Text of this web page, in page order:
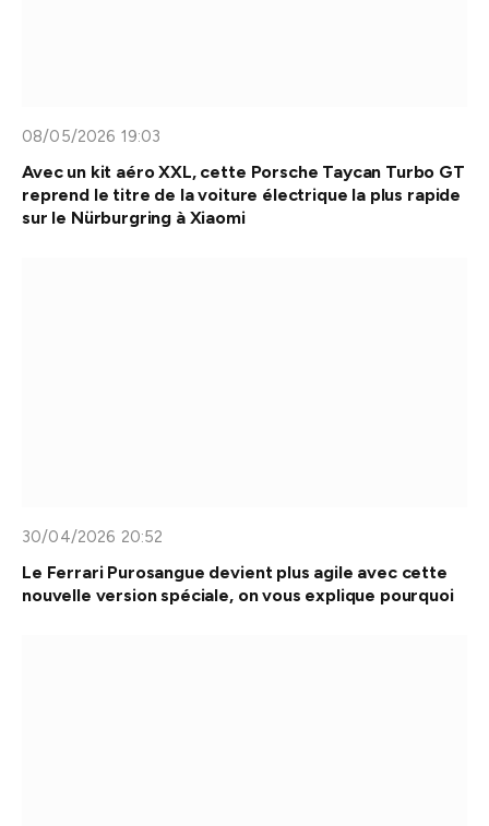
08/05/2026 19:03
Avec un kit aéro XXL, cette Porsche Taycan Turbo GT
reprend le titre de la voiture électrique la plus rapide
sur le Nürburgring à Xiaomi
30/04/2026 20:52
Le Ferrari Purosangue devient plus agile avec cette
nouvelle version spéciale, on vous explique pourquoi